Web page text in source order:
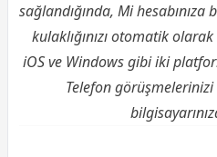
sağlandığında, Mi
kulaklığınızı otomatik
iOS ve Windows gibi iki
Telefon